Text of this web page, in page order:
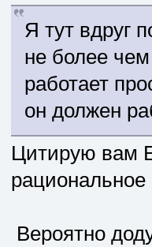
Я тут вдруг
не более
работает
он должен
Цитирую вам
рациональное
Вероятно